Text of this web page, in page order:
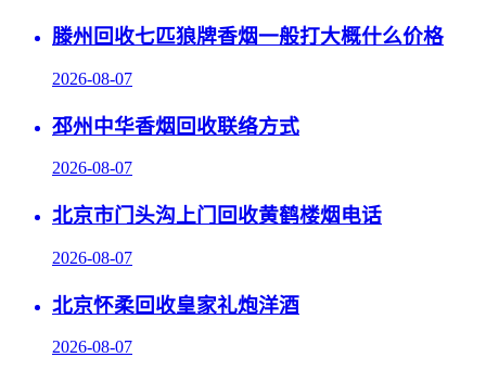
滕州回收七匹狼牌香烟一般打大概什么价格
2026-08-07
邳州中华香烟回收联络方式
2026-08-07
北京市门头沟上门回收黄鹤楼烟电话
2026-08-07
北京怀柔回收皇家礼炮洋酒
2026-08-07